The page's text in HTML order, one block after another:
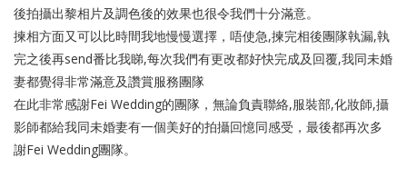
後拍攝出黎相片及調色後的效果也很令我們十分滿意。
揀相方面又可以比時間我地慢慢選擇，唔使急,揀完相後團隊執漏,執
完之後再send番比我睇,每次我們有更改都好快完成及回覆,我同未婚
妻都覺得非常滿意及讚賞服務團隊
在此非常感謝Fei Wedding的團隊，無論負責聯絡,服裝部,化妝師,攝
影師都給我同未婚妻有一個美好的拍攝回憶同感受，最後都再次多
謝Fei Wedding團隊。